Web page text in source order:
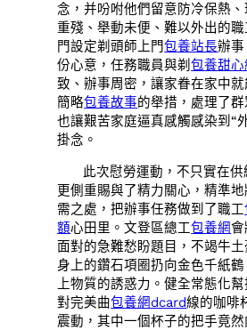
念，并吩咐他們留意防冷保熱
重殘、舉動未便、難以外出的
門設定剃頭師上門包養站長辦
份心意，任務職員與剃包養甜
致、辦事周密，讓家眷在家中就
簡略包養故事的舉措，處理了群
也讓艱苦家庭逼真感觸感染到“
掛念。
此次慰勞運動，不只實在供
更側重賜與了精力關心，精準
需之處，把辦事任務做到了職工
額心田里。文登區總工包養網會
面對的急難愁盼題目，不竭牛
身上的鑽石項圈扔向金色千紙
上物質的誘惑力。健全常態化
對完美曲包養網dcard線的咖啡
震動，其中一個杯子的把手竟